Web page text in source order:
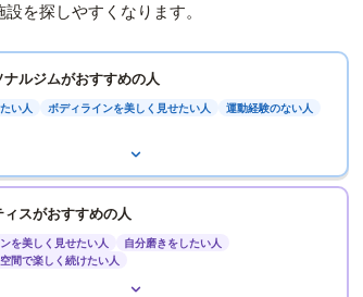
を探しやすくなります。
ナルジムがおすすめの人
い人 ボディラインを美しく見せたい人 運動経験のない人
ィスがおすすめの人
を美しく見せたい人
自分磨きをしたい人
間で楽しく続けたい人